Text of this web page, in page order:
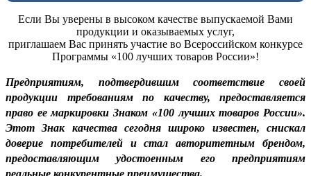
Если Вы уверены в высоком качестве выпускаемой Вами
продукции и оказываемых услуг,
приглашаем Вас принять участие во Всероссийском конкурсе
Программы «100 лучших товаров России»!
Предприятиям, подтвердившим соответствие своей
продукции требованиям по качеству, предоставляется
право ее маркировки Знаком «100 лучших товаров России».
Этот Знак качества сегодня широко известен, снискал
доверие потребителей и стал авторитетным брендом,
предоставляющим удостоенным его предприятиям
реальные конкурентные преимущества.